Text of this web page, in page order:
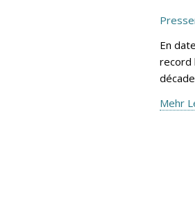
En
record
Mehr